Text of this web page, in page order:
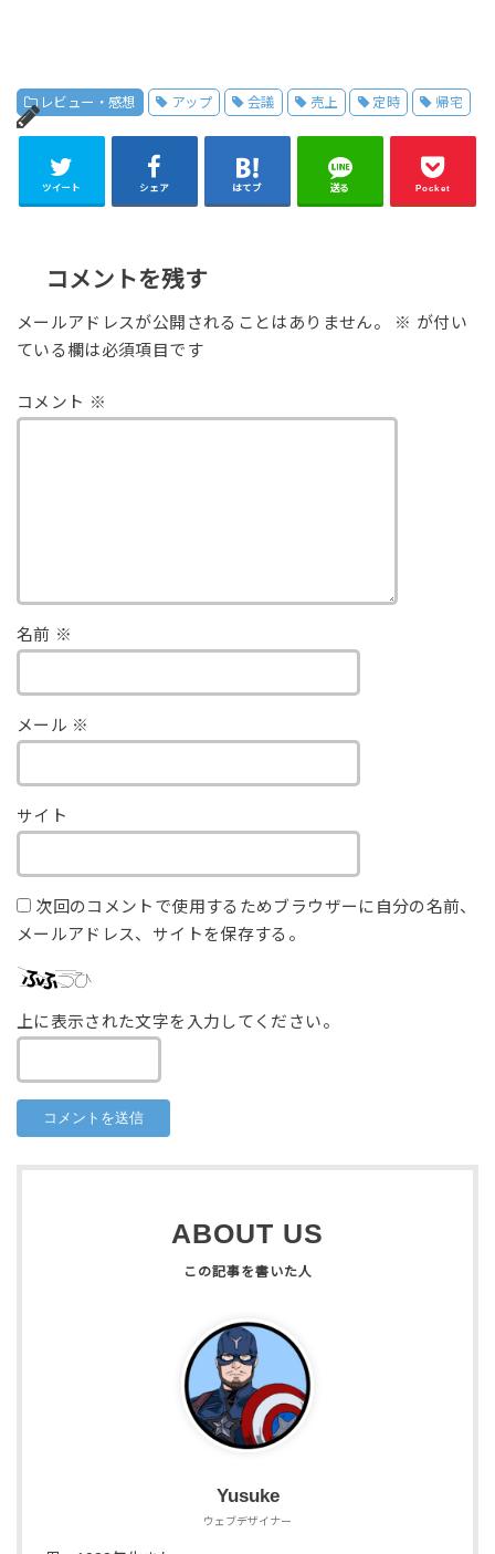
レビュー・感想 アップ 会議 売上 定時 帰宅
ツイート シェア はてブ 送る Pocket
コメントを残す
メールアドレスが公開されることはありません。 ※ が付い
ている欄は必須項目です
コメント ※
名前 ※
メール ※
サイト
次回のコメントで使用するためブラウザーに自分の名前、
メールアドレス、サイトを保存する。
上に表示された文字を入力してください。
ABOUT US
Yusuke
ウェブデザイナー